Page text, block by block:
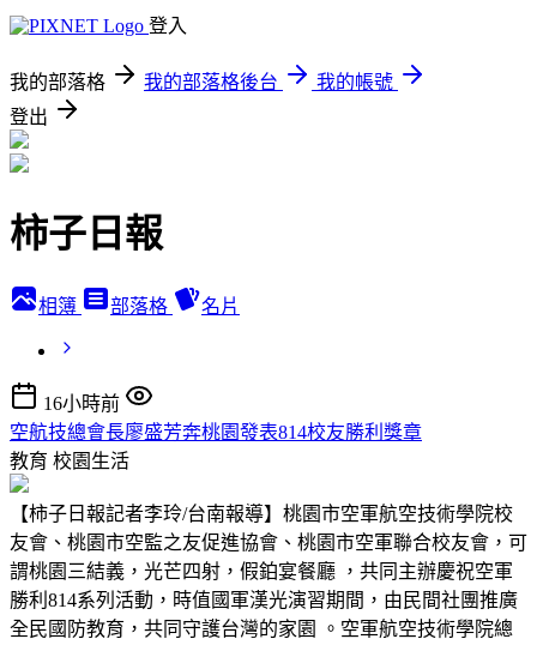
登入
我的部落格 我的部落格後台
我的帳號
登出
柿子日報
相簿 部落格 名片
16小時前
空航技總會長廖盛芳奔桃園發表814校友勝利獎章
教育 校園生活
【柿子日報記者李玲/台南報導】桃園市空軍航空技術學院校
友會、桃園市空監之友促進協會、桃園市空軍聯合校友會，可
謂桃園三結義，光芒四射，假鉑宴餐廳 ，共同主辦慶祝空軍
勝利814系列活動，時值國軍漢光演習期間，由民間社團推廣
全民國防教育，共同守護台灣的家園 。空軍航空技術學院總